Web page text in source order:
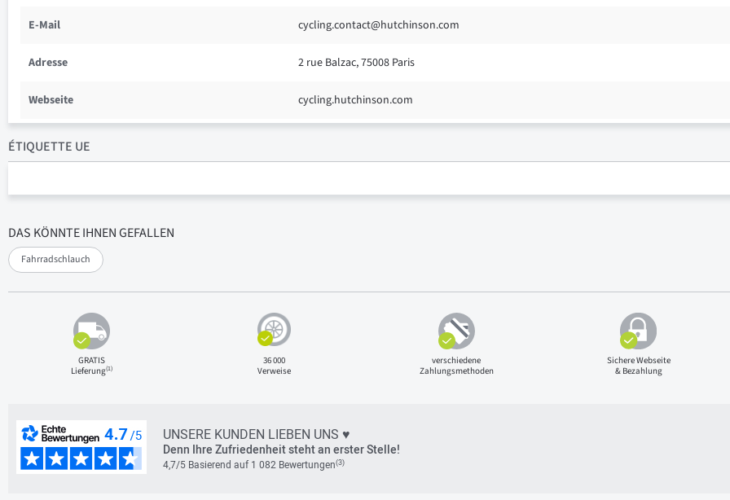
DAS KÖNNTE IHNEN GEFALLEN
Fahrradschlauch
E-Mail cycling.contact@hutchinson.com
Adresse 2 rue Balzac, 75008 Paris
Webseite cycling.hutchinson.com
ÉTIQUETTE UE
GRATIS
Lieferung(1)
36 000
Verweise
verschiedene
Zahlungsmethoden
Sichere Webseite
& Bezahlung
UNSERE KUNDEN LIEBEN UNS ♥
Denn Ihre Zufriedenheit steht an erster Stelle!
4,7/5 Basierend auf 1 082 Bewertungen(3)